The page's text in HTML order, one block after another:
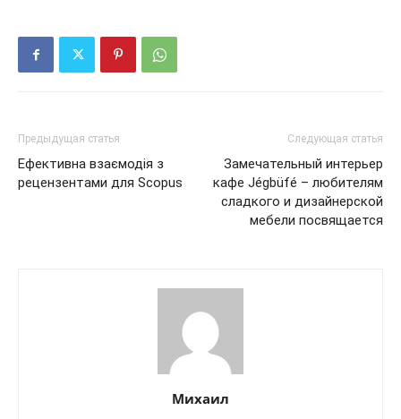
Предыдущая статья
Ефективна взаємодія з
рецензентами для Scopus
Следующая статья
Замечательный интерьер
кафе Jégbüfé – любителям
сладкого и дизайнерской
мебели посвящается
Михаил